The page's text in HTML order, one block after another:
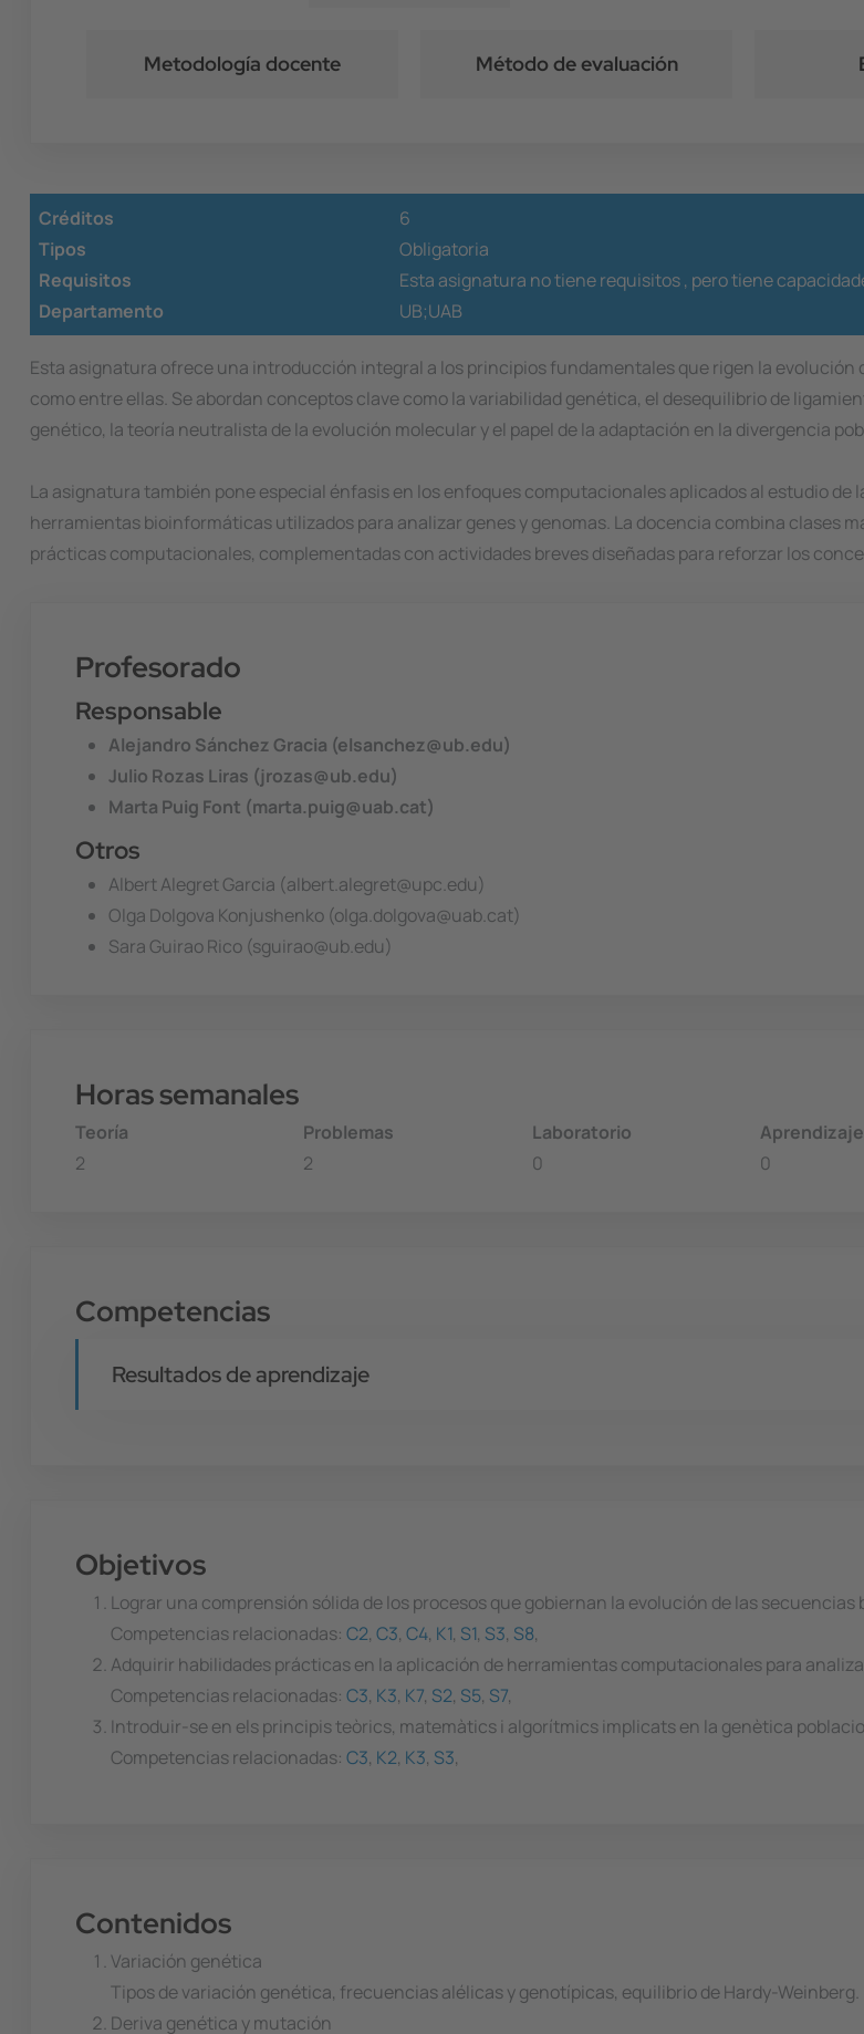
Metodología docente Método de evaluación
Créditos
6
Tipos
Obligatoria
Requisitos
Esta asignatura no tiene requisitos , pero tiene
Departamento
UB;UAB
Esta asignatura ofrece una introducción integral a los principios fundamentales que rigen la evolución
como entre ellas. Se abordan conceptos clave como la variabilidad genética, el desequilibrio de
genético, la teoría neutralista de la evolución molecular y el papel de la adaptación en la divergencia
La asignatura también pone especial énfasis en los enfoques computacionales aplicados al estudio
herramientas bioinformáticas utilizados para analizar genes y genomas. La docencia combina clases
prácticas computacionales, complementadas con actividades breves diseñadas para reforzar los
Profesorado
Responsable
Alejandro Sánchez Gracia (elsanchez@ub.edu)
Julio Rozas Liras (jrozas@ub.edu)
Marta Puig Font (marta.puig@uab.cat)
Otros
Albert Alegret Garcia (albert.alegret@upc.edu)
Olga Dolgova Konjushenko (olga.dolgova@uab.cat)
Sara Guirao Rico (sguirao@ub.edu)
Horas semanales
Teoría
2
Problemas
2
Laboratorio
0
0
Competencias
Resultados de aprendizaje
Objetivos
Lograr una comprensión sólida de los procesos que gobiernan la evolución de las secuencias
Competencias relacionadas: C2, C3, C4, K1, S1, S3, S8,
Adquirir habilidades prácticas en la aplicación de herramientas computacionales para
Competencias relacionadas: C3, K3, K7, S2, S5, S7,
Introduir-se en els principis teòrics, matemàtics i algorítmics implicats en la genètica
Competencias relacionadas: C3, K2, K3, S3,
Contenidos
Variación genética
Tipos de variación genética, frecuencias alélicas y genotípicas, equilibrio de Hardy-Weinberg.
Deriva genética y mutación